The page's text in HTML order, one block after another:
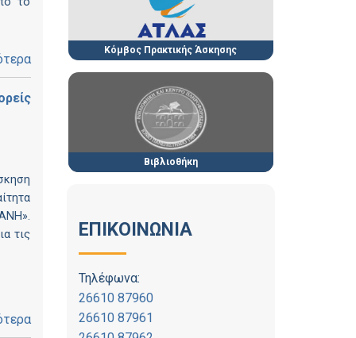
τις
Κόμβος Πρακτικής Άσκησης
Βιβλιοθήκη
ΕΠΙΚΟΙΝΩΝΙΑ
Τηλέφωνα:
26610 87960
26610 87961